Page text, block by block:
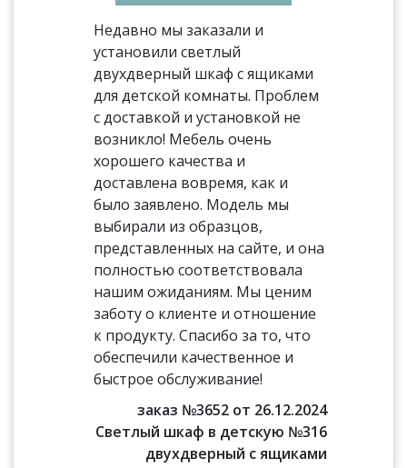
Недавно мы заказали и
установили светлый
двухдверный шкаф с ящиками
для детской комнаты. Проблем
с доставкой и установкой не
возникло! Мебель очень
хорошего качества и
доставлена вовремя, как и
было заявлено. Модель мы
выбирали из образцов,
представленных на сайте, и она
полностью соответствовала
нашим ожиданиям. Мы ценим
заботу о клиенте и отношение
к продукту. Спасибо за то, что
обеспечили качественное и
быстрое обслуживание!
заказ №3652 от 26.12.2024
Светлый шкаф в детскую №316
двухдверный с ящиками